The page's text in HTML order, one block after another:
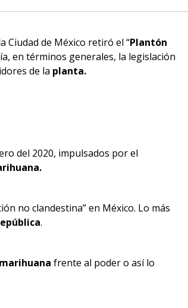
para
o
disminuir
Ciudad de México retiró el “Plantón
en términos generales, la legislación
de la planta.
del 2020, impulsados por el
no clandestina” en México. Lo más
.
marihuana frente al poder o así lo